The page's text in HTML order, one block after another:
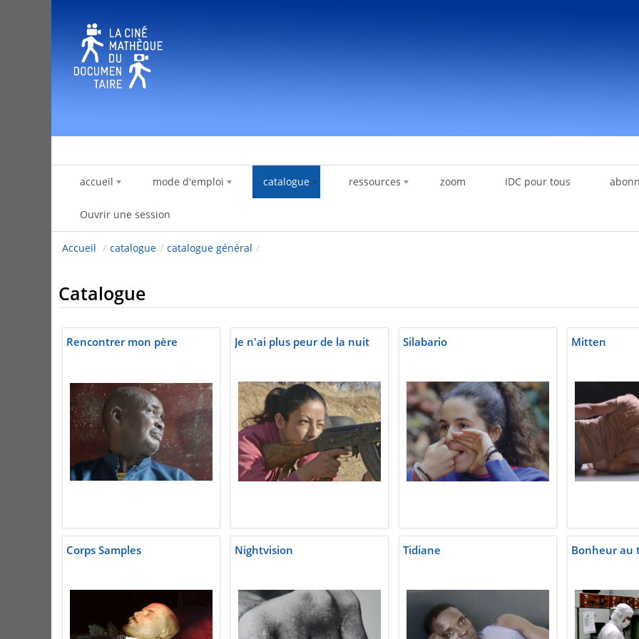
accueil mode d'emploi catalogue ressources zoom IDC pour tous
Ouvrir une session
Accueil / catalogue / catalogue général /
Catalogue
Rencontrer mon père Je n'ai plus peur de la nuit Silabario Mitten
Corps Samples Nightvision Tidiane Bonheur au